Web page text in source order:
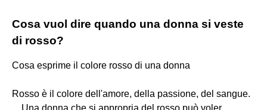
Cosa vuol dire quando una donna si veste
di rosso?
Cosa esprime il colore rosso di una donna
Rosso è il colore dell'amore, della passione, del sangue.
... Una donna che si appropria del rosso può voler